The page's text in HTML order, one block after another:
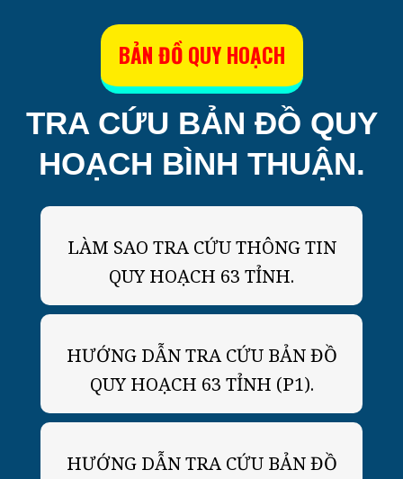
BẢN ĐỒ QUY HOẠCH
TRA CỨU BẢN ĐỒ QUY
HOẠCH BÌNH THUẬN.
LÀM SAO TRA CỨU THÔNG TIN
QUY HOẠCH 63 TỈNH.
HƯỚNG DẪN TRA CỨU BẢN ĐỒ
QUY HOẠCH 63 TỈNH (P1).
HƯỚNG DẪN TRA CỨU BẢN ĐỒ